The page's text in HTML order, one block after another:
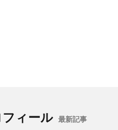
フィール 最新記事